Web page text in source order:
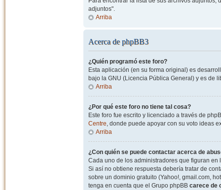
adjuntos".
Arriba
Acerca de phpBB3
¿Quién programó este foro?
Esta aplicación (en su forma original) es
bajo la GNU (Licencia Pública General) y es de
Arriba
¿Por qué este foro no tiene tal cosa?
Este foro fue escrito y licenciado a través de
Centre, donde puede apoyar con su voto ideas
Arriba
¿Con quién se puede contactar acerca de
Cada uno de los administradores que figuran
Si así no obtiene respuesta debería tratar de
sobre un dominio gratuito (Yahoo!, gmail.com,
tenga en cuenta que el Grupo phpBB carece de